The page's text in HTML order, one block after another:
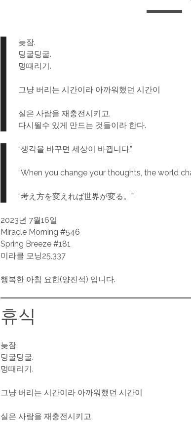
늦잠.
딩굴딩굴.
멍때리기.
그냥 버리는 시간이라 아까워했던 시간이
실은 사람을 재충전시키고,
다시뛸수 있게 만드는 것들이라 한다.
“생각을 바꾸면 세상이 바뀝니다.”
“When you change your thoughts, the world
“考え方を変えれば世界が変る。”
2023년 7월16일
Miracle Morning #546
Spring Breeze #181
미라클 모닝25,337
행복한 아침 요한(양진석) 입니다.
휴식
늦잠.
딩굴딩굴.
멍때리기.
그냥 버리는 시간이라 아까워했던 시간이
실은 사람을 재충전시키고,